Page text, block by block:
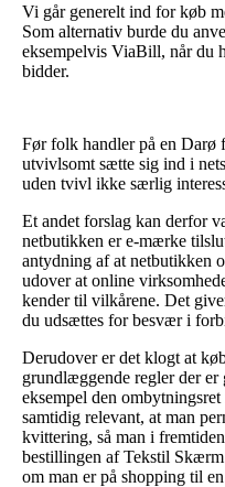
Vi går generelt ind for køb
Som alternativ burde du
eksempelvis ViaBill, når du
bidder.
Før folk handler på en Darø
utvivlsomt sætte sig ind i
uden tvivl ikke særlig
Et andet forslag kan derfor
netbutikken er e-mærke
antydning af at netbutikken
udover at online
kender til vilkårene. Det
du udsættes for besvær i
Derudover er det klogt at
grundlæggende regler der
eksempel den
samtidig relevant, at man
kvittering, så man i
bestillingen af Tekstil
om man er på shopping til